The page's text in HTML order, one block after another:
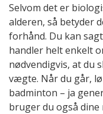
Selvom det er
alderen, så betyder
forhånd. Du kan
handler helt enkelt
nødvendigvis, at du
vægte. Når du går,
badminton – ja
bruger du også dine